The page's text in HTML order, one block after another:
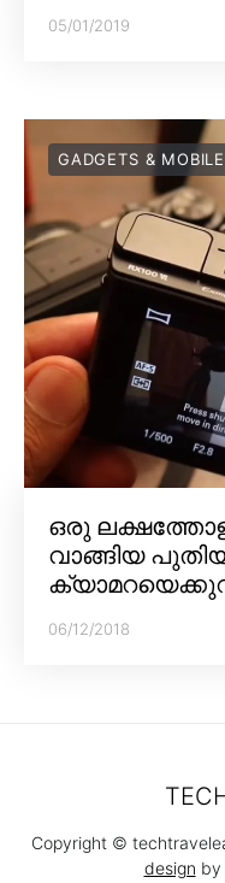
05/01/2019
GADGETS &
ഒരു
വാങ്ങിയ
06/12/2018
Copyright ©
design by